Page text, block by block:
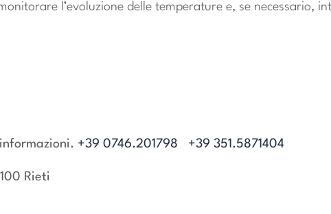
l’evoluzione delle temperature e, se necessario,
+39 0746.201798 +39 351.5871404
Rieti